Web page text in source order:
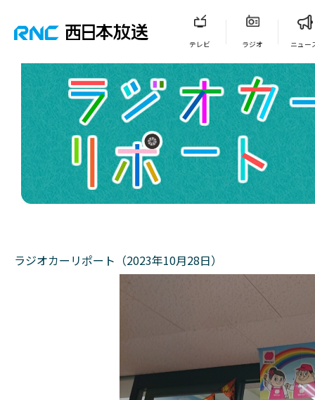
テレビ ラジオ ニュー
ラジオカーリポート（2023年10月28日）